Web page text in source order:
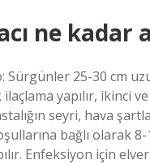
ne kadar
Sürgünler 25-30 cm
ilaçlama yapılır, ikinci
seyri, hava
bağlı olarak
Enfeksiyon için